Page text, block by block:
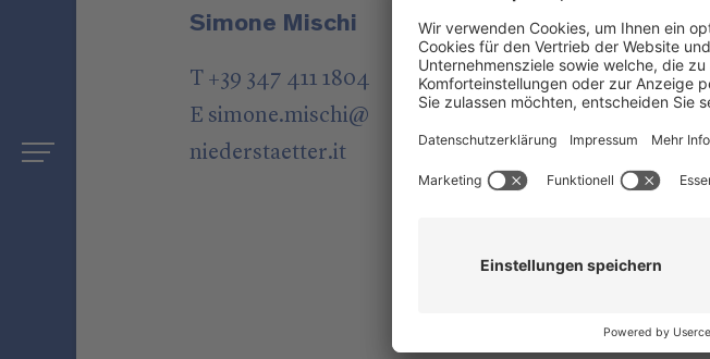
Simone Mischi
T +39 347 411 1804
E simone.mischi@
niederstaetter.it
Emanuele
Pastorello
T +39 340 056 8188
Eemanuele.pastorello
@ niederstaetter.it